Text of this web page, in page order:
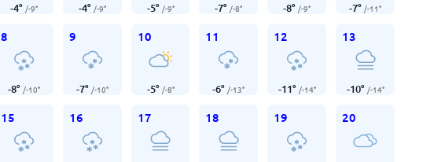
-4° /-9° -4° /-9° -5° /-9° -7° /-8° -8° /-9° -7° /-11°
8
-8° /-10°
9
-7° /-10°
10
-5° /-8°
11
-6° /-13°
12
-11° /-14°
13
-10° /-14°
15 16 17 18 19 20